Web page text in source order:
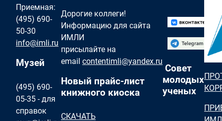
Приемная:
(495) 690-
50-30
info@imli.ru
Музей
(495) 690-
05-35 - для
справок
Дорогие коллеги!
Информацию для сайта
ИМЛИ
присылайте на
email contentimli@yandex.ru
Новый прайс-лист
книжного киоска
СКАЧАТЬ
Совет
молодых
ученых